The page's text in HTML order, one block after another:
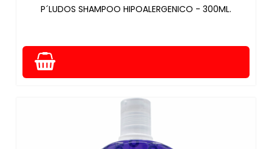
P´LUDOS SHAMPOO HIPOALERGENICO - 300ML.